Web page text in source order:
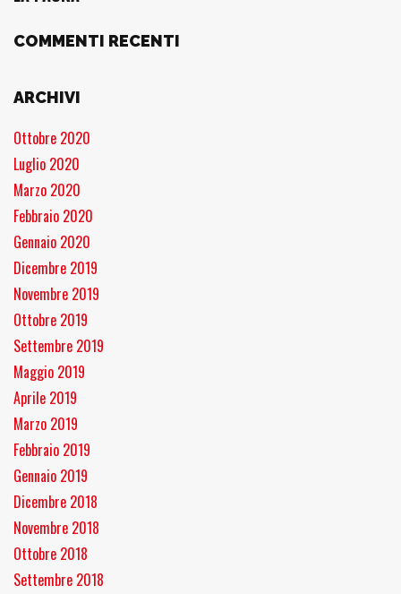
COMMENTI RECENTI
ARCHIVI
Ottobre 2020
Luglio 2020
Marzo 2020
Febbraio 2020
Gennaio 2020
Dicembre 2019
Novembre 2019
Ottobre 2019
Settembre 2019
Maggio 2019
Aprile 2019
Marzo 2019
Febbraio 2019
Gennaio 2019
Dicembre 2018
Novembre 2018
Ottobre 2018
Settembre 2018